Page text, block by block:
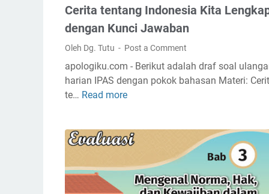
g
k
p
d
e
n
u
n
n
K
e
a
s
e
i
d
Cerita tentang Indonesia Kita
dengan Kunci Jawaban
Oleh Dg. Tutu Post a Comment
apologiku.com - Berikut adalah draf soal
harian IPAS dengan pokok bahasan Materi:
te… Read more
l
l